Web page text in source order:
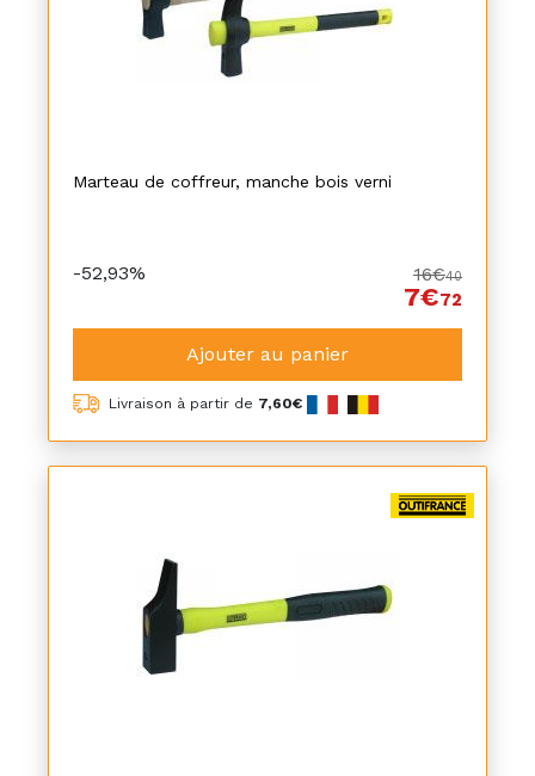
Marteau de coffreur, manche bois verni
-52,93% 16€40
7€72
Ajouter au panier
Livraison à partir de 7,60€